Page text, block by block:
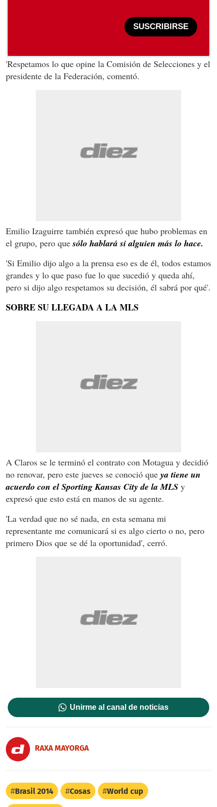
SUSCRIBIRSE
'Respetamos lo que opine la Comisión de Selecciones y el
presidente de la Federación, comentó.
Emilio Izaguirre también expresó que hubo problemas en
el grupo, pero quesólo hablará si alguien más lo hace.
'Si Emilio dijo algo a la prensa eso es de él, todos estamos
grandes y lo que paso fue lo que sucedió y queda ahí,
pero si dijo algo respetamos su decisión, él sabrá por qué'.
SOBRE SU LLEGADA A LA MLS
A Claros se le terminó el contrato con Motagua y decidió
no renovar, pero este jueves se conoció que ya tiene un
acuerdo con el Sporting Kansas City de la MLS y
expresó que esto está en manos de su agente.
'La verdad que no sé nada, en esta semana mi
representante me comunicará si es algo cierto o no, pero
primero Dios que se dé la oportunidad', cerró.
Unirme al canal de noticias
RAXA MAYORGA
Brasil 2014 Cosas World cup